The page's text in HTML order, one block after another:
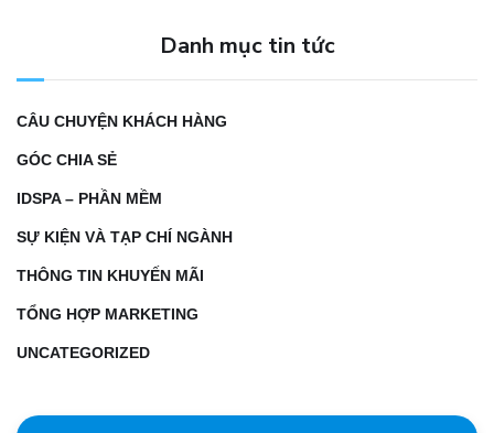
Danh mục tin tức
CÂU CHUYỆN KHÁCH HÀNG
GÓC CHIA SẺ
IDSPA – PHẦN MỀM
SỰ KIỆN VÀ TẠP CHÍ NGÀNH
THÔNG TIN KHUYẾN MÃI
TỔNG HỢP MARKETING
UNCATEGORIZED